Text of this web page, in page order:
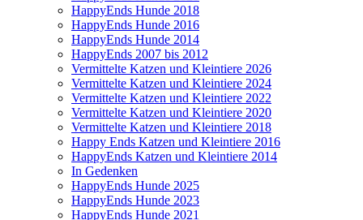
HappyEnds Hunde 2018
HappyEnds Hunde 2016
HappyEnds Hunde 2014
HappyEnds 2007 bis 2012
Vermittelte Katzen und Kleintiere 2026
Vermittelte Katzen und Kleintiere 2024
Vermittelte Katzen und Kleintiere 2022
Vermittelte Katzen und Kleintiere 2020
Vermittelte Katzen und Kleintiere 2018
Happy Ends Katzen und Kleintiere 2016
HappyEnds Katzen und Kleintiere 2014
In Gedenken
HappyEnds Hunde 2025
HappyEnds Hunde 2023
HappyEnds Hunde 2021